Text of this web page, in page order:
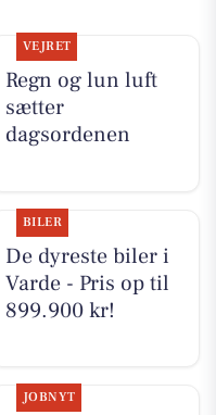
VEJRET
Regn og lun luft
sætter
dagsordenen
BILER
De dyreste biler i
Varde - Pris op til
899.900 kr!
JOBNYT